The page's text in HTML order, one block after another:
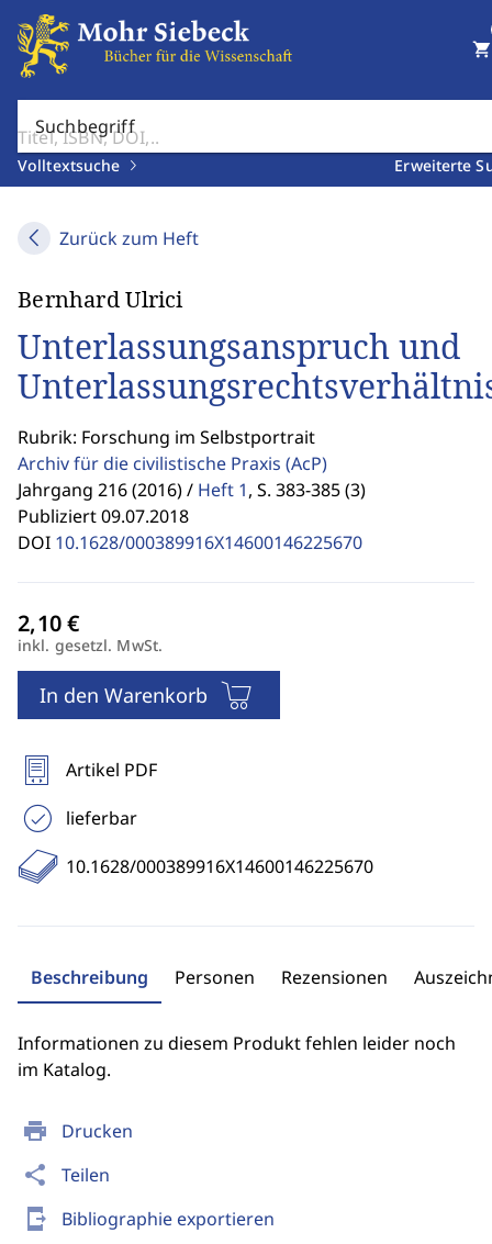
Suchbegriff
Volltextsuche Erweiterte
shopping_cart
Zurück zum Heft
print Drucken
share Teilen
send_to_mobile Bibliographie exportieren
Bernhard Ulrici
Unterlassungsanspruch und
Rubrik: Forschung im Selbstportrait
Archiv für die civilistische Praxis (AcP)
Jahrgang 216 (2016) / Heft 1, S. 383-385 (3)
Publiziert 09.07.2018
DOI 10.1628/000389916X14600146225670
inkl. gesetzl. MwSt.
In den Warenkorb
Artikel PDF
lieferbar
10.1628/000389916X14600146225670
Beschreibung Personen Rezensionen
Informationen zu diesem Produkt fehlen leider noch
im Katalog.